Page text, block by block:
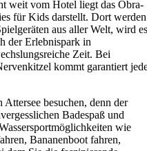
weit vom Hotel liegt das Obra-
für Kids darstellt. Dort werden
aus aller Welt, wird es
der Erlebnispark in
Zeit. Bei
kommt garantiert
besuchen, denn der
Badespaß und
wie
Bananenboot fahren,